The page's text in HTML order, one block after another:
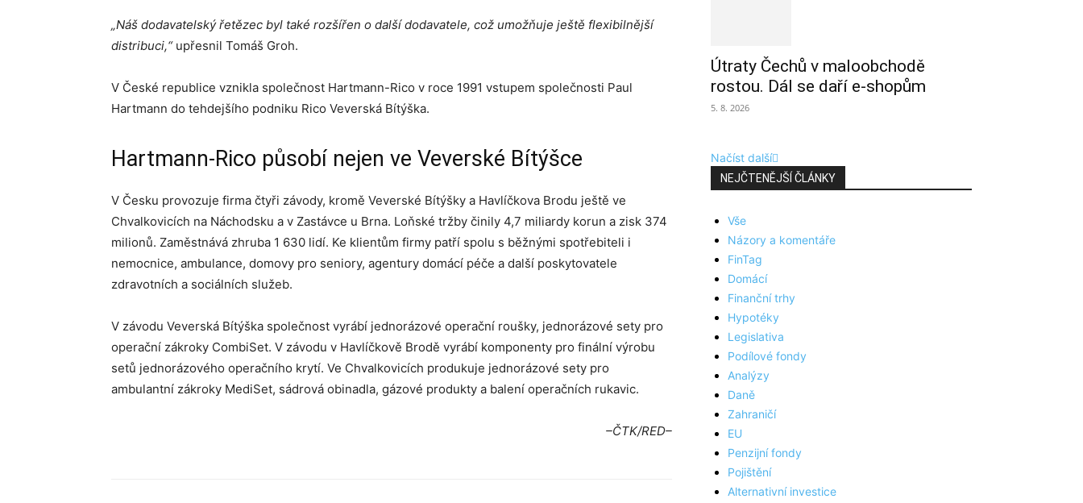
„Náš dodavatelský řetězec byl také rozšířen o další dodavatele, což umožňuje ještě flexibilnější
distribuci,“upřesnil Tomáš Groh.
V České republice vznikla společnost Hartmann-Rico v roce 1991 vstupem společnosti Paul
Hartmann do tehdejšího podniku Rico Veverská Bítýška.
Hartmann-Rico působí nejen ve Veverské Bítýšce
V Česku provozuje firma čtyři závody, kromě Veverské Bítýšky a Havlíčkova Brodu ještě ve
Chvalkovicích na Náchodsku a v Zastávce u Brna. Loňské tržby činily 4,7 miliardy korun a zisk 374
milionů. Zaměstnává zhruba 1 630 lidí. Ke klientům firmy patří spolu s běžnými spotřebiteli i
nemocnice, ambulance, domovy pro seniory, agentury domácí péče a další poskytovatele
zdravotních a sociálních služeb.
V závodu Veverská Bítýška společnost vyrábí jednorázové operační roušky, jednorázové sety pro
operační zákroky CombiSet. V závodu v Havlíčkově Brodě vyrábí komponenty pro finální výrobu
setů jednorázového operačního krytí. Ve Chvalkovicích produkuje jednorázové sety pro
ambulantní zákroky MediSet, sádrová obinadla, gázové produkty a balení operačních rukavic.
–ČTK/RED–
Útraty Čechů v maloobchodě
rostou. Dál se daří e-shopům
5. 8. 2026
Načíst další
NEJČTENĚJŠÍ ČLÁNKY
Vše
Názory a komentáře
FinTag
Domácí
Finanční trhy
Hypotéky
Legislativa
Podílové fondy
Analýzy
Daně
Zahraničí
EU
Penzijní fondy
Pojištění
Alternativní investice